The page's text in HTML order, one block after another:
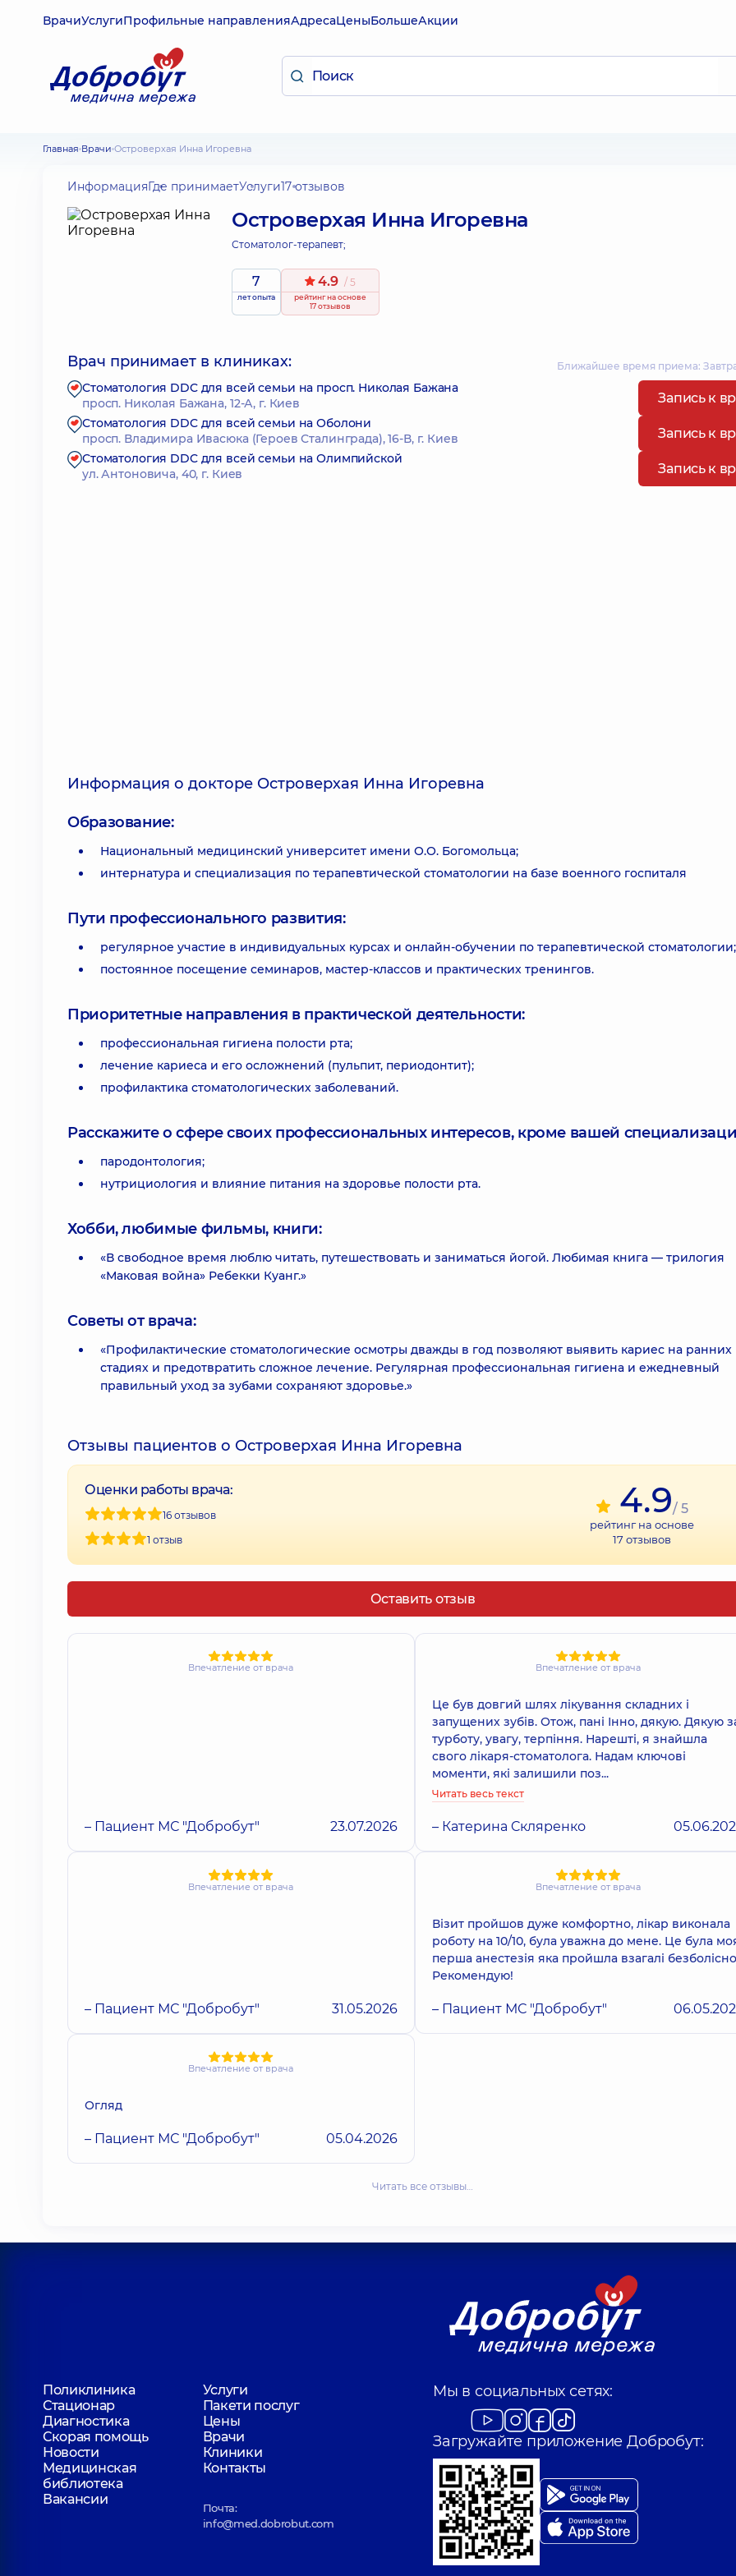
ВрачиУслугиПрофильные направленияАдресаЦеныБольшеАкции
Главная Врачи Островерхая Инна Игоревна
ИнформацияГде принимаетУслуги17 отзывов
Островерхая Инна Игоревна
Стоматолог-терапевт;
7
лет опыта
4.9 / 5
рейтингна основе
17 отзывов
Врач принимает в клиниках: Ближайшее время приема:
Стоматология DDC для всей семьи на просп. Николая Бажана
просп. Николая Бажана, 12-А, г. Киев
Запись к
Стоматология DDC для всей семьи на Оболони
просп. Владимира Ивасюка (Героев Сталинграда), 16-В, г. Киев
Запись к
Стоматология DDC для всей семьи на Олимпийской
ул. Антоновича, 40, г. Киев
Запись к
Информация о докторе Островерхая Инна Игоревна
Образование:
Национальный медицинский университет имени О.О. Богомольца;
интернатура и специализация по терапевтической стоматологии на базе военного госпиталя
Пути профессионального развития:
регулярное участие в индивидуальных курсах и онлайн-обучении по терапевтической стоматологии;
постоянное посещение семинаров, мастер-классов и практических тренингов.
Приоритетные направления в практической деятельности:
профессиональная гигиена полости рта;
лечение кариеса и его осложнений (пульпит, периодонтит);
профилактика стоматологических заболеваний.
Расскажите о сфере своих профессиональных интересов, кроме вашей
пародонтология;
нутрициология и влияние питания на здоровье полости рта.
Хобби, любимые фильмы, книги:
«В свободное время люблю читать, путешествовать и заниматься йогой. Любимая книга — трилогия
«Маковая война» Ребекки Куанг.»
Советы от врача:
«Профилактические стоматологические осмотры дважды в год позволяют выявить кариес на ранних
стадиях и предотвратить сложное лечение. Регулярная профессиональная гигиена и ежедневный
правильный уход за зубами сохраняют здоровье.»
Отзывы пациентов о Островерхая Инна Игоревна
Оценки работы врача:
16 отзывов
1 отзыв
4.9/ 5
рейтинг на основе
17 отзывов
Оставить отзыв
Впечатление от врача
– Пациент МС "Добробут" 23.07.2026
Впечатление от врача
Це був довгий шлях лікування складних і
запущених зубів. Отож, пані Інно, дякую. Дякую
турботу, увагу, терпіння. Нарешті, я знайшла
свого лікаря-стоматолога. Надам ключові
моменти, які залишили поз...
Читать весь текст
– Катерина Cкляренко
Впечатление от врача
– Пациент МС "Добробут" 31.05.2026
Впечатление от врача
Візит пройшов дуже комфортно, лікар виконала
роботу на 10/10, була уважна до мене. Це була
перша анестезія яка пройшла взагалі
Рекомендую!
– Пациент МС "Добробут"
Впечатление от врача
Огляд
– Пациент МС "Добробут" 05.04.2026
Читать все отзывы…
Поликлиника
Услуги
Стационар
Пакети послуг
Диагностика
Цены
Скорая помощь
Врачи
Новости
Клиники
Медицинская
библиотека
Контакты
Вакансии
Почта:
info@med.dobrobut.com
Мы в социальных сетях:
Загружайте приложение Добробут: